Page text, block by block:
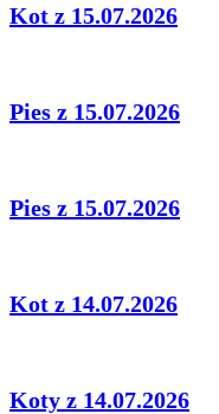
Kot z 15.07.2026
Pies z 15.07.2026
Pies z 15.07.2026
Kot z 14.07.2026
Koty z 14.07.2026